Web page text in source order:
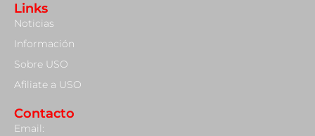
Links
Noticias
Información
Sobre USO
Afiliate a USO
Contacto
Email: